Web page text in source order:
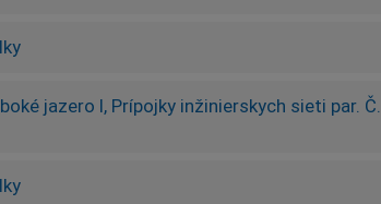
jazero I, Prípojky inžinierskych sieti par.